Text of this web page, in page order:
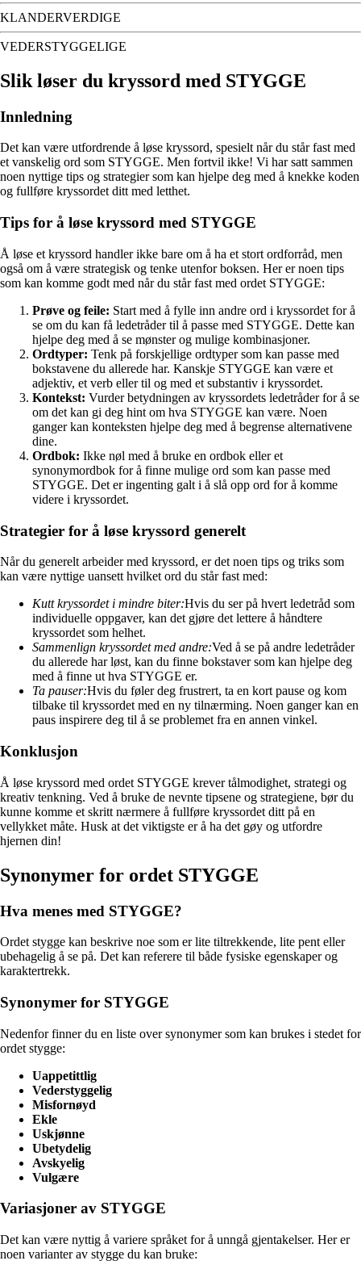
KLANDERVERDIGE
VEDERSTYGGELIGE
Slik løser du kryssord med STYGGE
Innledning
Det kan være utfordrende å løse kryssord, spesielt når du står fast med
et vanskelig ord som STYGGE. Men fortvil ikke! Vi har satt sammen
noen nyttige tips og strategier som kan hjelpe deg med å knekke koden
og fullføre kryssordet ditt med letthet.
Tips for å løse kryssord med STYGGE
Å løse et kryssord handler ikke bare om å ha et stort ordforråd, men
også om å være strategisk og tenke utenfor boksen. Her er noen tips
som kan komme godt med når du står fast med ordet STYGGE:
Prøve og feile: Start med å fylle inn andre ord i kryssordet for å
se om du kan få ledetråder til å passe med STYGGE. Dette kan
hjelpe deg med å se mønster og mulige kombinasjoner.
Ordtyper: Tenk på forskjellige ordtyper som kan passe med
bokstavene du allerede har. Kanskje STYGGE kan være et
adjektiv, et verb eller til og med et substantiv i kryssordet.
Kontekst: Vurder betydningen av kryssordets ledetråder for å se
om det kan gi deg hint om hva STYGGE kan være. Noen
ganger kan konteksten hjelpe deg med å begrense alternativene
dine.
Ordbok: Ikke nøl med å bruke en ordbok eller et
synonymordbok for å finne mulige ord som kan passe med
STYGGE. Det er ingenting galt i å slå opp ord for å komme
videre i kryssordet.
Strategier for å løse kryssord generelt
Når du generelt arbeider med kryssord, er det noen tips og triks som
kan være nyttige uansett hvilket ord du står fast med:
Kutt kryssordet i mindre biter:Hvis du ser på hvert ledetråd som
individuelle oppgaver, kan det gjøre det lettere å håndtere
kryssordet som helhet.
Sammenlign kryssordet med andre:Ved å se på andre ledetråder
du allerede har løst, kan du finne bokstaver som kan hjelpe deg
med å finne ut hva STYGGE er.
Ta pauser:Hvis du føler deg frustrert, ta en kort pause og kom
tilbake til kryssordet med en ny tilnærming. Noen ganger kan en
paus inspirere deg til å se problemet fra en annen vinkel.
Konklusjon
Å løse kryssord med ordet STYGGE krever tålmodighet, strategi og
kreativ tenkning. Ved å bruke de nevnte tipsene og strategiene, bør du
kunne komme et skritt nærmere å fullføre kryssordet ditt på en
vellykket måte. Husk at det viktigste er å ha det gøy og utfordre
hjernen din!
Synonymer for ordet STYGGE
Hva menes med STYGGE?
Ordet stygge kan beskrive noe som er lite tiltrekkende, lite pent eller
ubehagelig å se på. Det kan referere til både fysiske egenskaper og
karaktertrekk.
Synonymer for STYGGE
Nedenfor finner du en liste over synonymer som kan brukes i stedet for
ordet stygge:
Uappetittlig
Vederstyggelig
Misfornøyd
Ekle
Uskjønne
Ubetydelig
Avskyelig
Vulgære
Variasjoner av STYGGE
Det kan være nyttig å variere språket for å unngå gjentakelser. Her er
noen varianter av stygge du kan bruke: